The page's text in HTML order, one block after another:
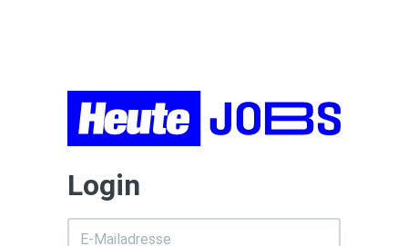
Login